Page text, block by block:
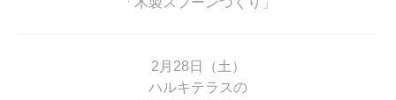
2月28日（土）
ハルキテラスの